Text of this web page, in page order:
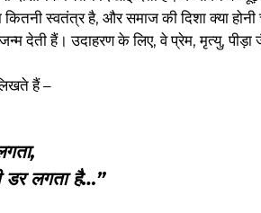
कितनी स्वतंत्र है, और समाज की दिशा क्या
देती हैं। उदाहरण के लिए, वे प्रेम, मृत्यु,
हैं –
डर लगता है…”